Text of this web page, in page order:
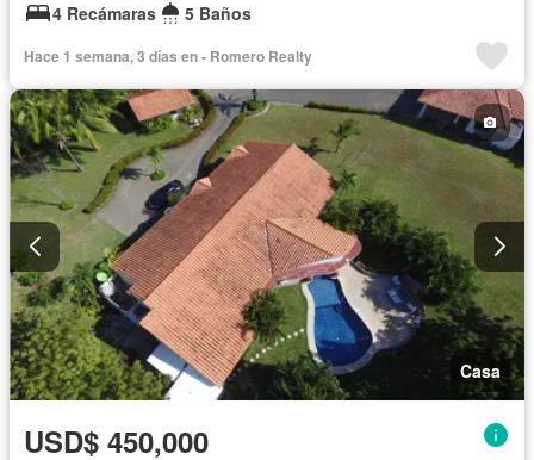
4 Recámaras
5 Baños
Hace 1 semana, 3 días en - Romero Realty
Casa
USD$ 450,000